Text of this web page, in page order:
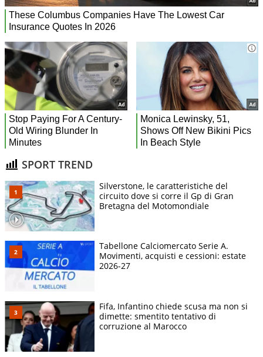
SPORT TREND
Silverstone, le caratteristiche del
circuito dove si corre il Gp di Gran
Bretagna del Motomondiale
Tabellone Calciomercato Serie A.
Movimenti, acquisti e cessioni: estate
2026-27
Fifa, Infantino chiede scusa ma non si
dimette: smentito tentativo di
corruzione al Marocco